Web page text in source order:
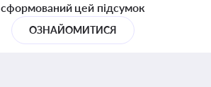
сформований цей підсумок
ОЗНАЙОМИТИСЯ